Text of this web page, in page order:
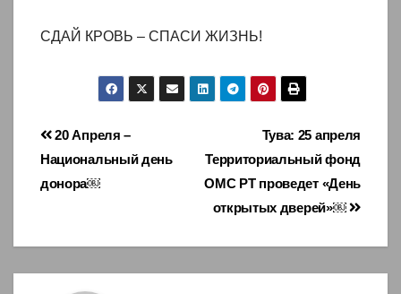
СДАЙ КРОВЬ – СПАСИ ЖИЗНЬ!
Навигация
по
Тува: 25 апреля
Территориальный фонд
ОМС РТ проведет «День
открытых дверей»￼
20 Апреля –
Национальный день
донора￼